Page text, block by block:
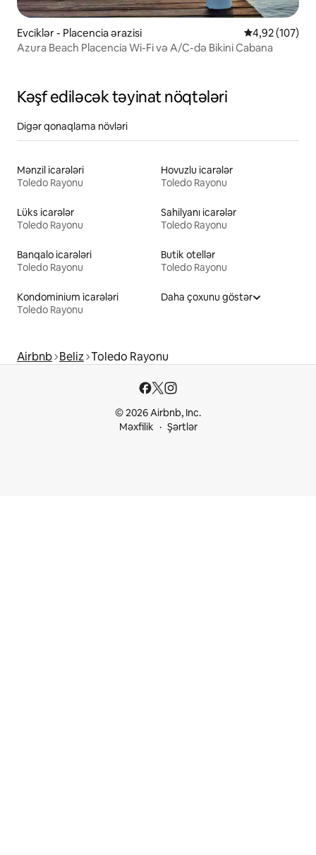
Evciklər - Placencia ərazisi Ortalama
4,92 (107)
Azura Beach Placencia Wi-Fi və A/C-də Bikini Cabana
Kəşf ediləcək təyinat nöqtələri
Digər qonaqlama növləri
Mənzil icarələri
Toledo Rayonu
Hovuzlu icarələr
Toledo Rayonu
Lüks icarələr
Toledo Rayonu
Sahilyanı icarələr
Toledo Rayonu
Banqalo icarələri
Toledo Rayonu
Butik otellər
Toledo Rayonu
Kondominium icarələri
Toledo Rayonu
Daha çoxunu göstər
Airbnb Beliz Toledo Rayonu
© 2026 Airbnb, Inc.
Məxfilik
Şərtlər